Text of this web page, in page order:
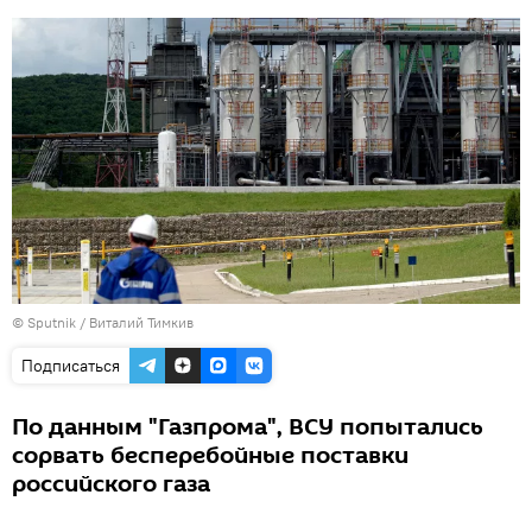
© Sputnik / Виталий Тимкив
Подписаться
По данным "Газпрома", ВСУ попытались
сорвать бесперебойные поставки
российского газа